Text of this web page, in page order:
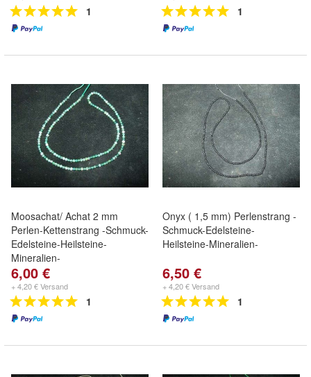
1 1
Moosachat/ Achat 2 mm
Perlen-Kettenstrang -Schmuck-
Edelsteine-Heilsteine-
Mineralien-
6,00 €
+ 4,20 € Versand
1
Onyx ( 1,5 mm) Perlenstrang -
Schmuck-Edelsteine-
Heilsteine-Mineralien-
6,50 €
+ 4,20 € Versand
1